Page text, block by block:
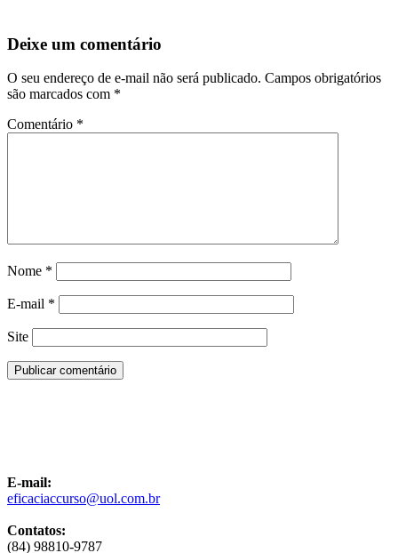
Deixe um comentário
O seu endereço de e-mail não será publicado. Campos obrigatórios
são marcados com *
Comentário *
Nome *
E-mail *
Site
E-mail:
eficaciaccurso@uol.com.br
Contatos:
(84) 98810-9787